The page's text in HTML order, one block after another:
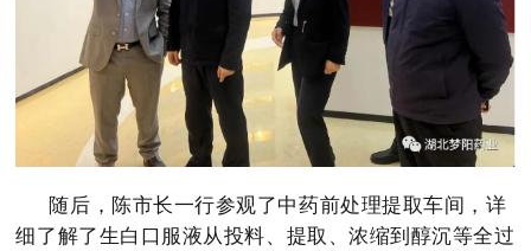
随后，陈市长一行参观了中药前处理提取车间，详
细了解了生白口服液从投料、提取、浓缩到醇沉等全过